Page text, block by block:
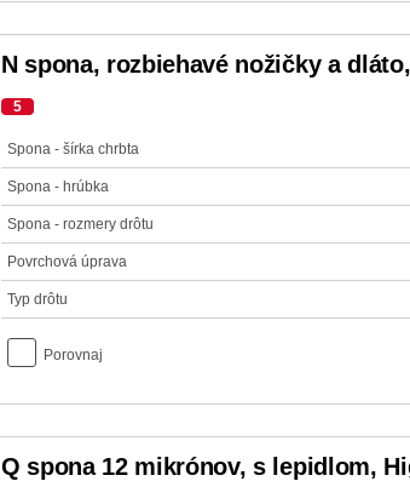
N spona, rozbiehavé nožičky a
5
Spona - šírka chrbta
Spona - hrúbka
Spona - rozmery drôtu
Povrchová úprava
Typ drôtu
Porovnaj
Q spona 12 mikrónov, s lepidlom,